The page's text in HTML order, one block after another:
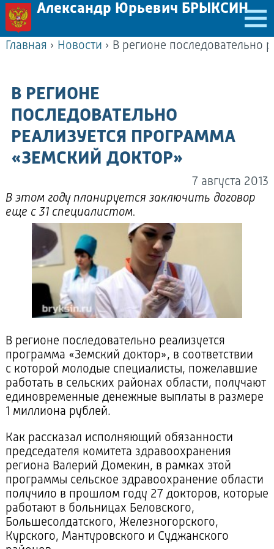
Александр Юрьевич БРЫКСИН
Главная › Новости ›
В РЕГИОНЕ
ПОСЛЕДОВАТЕЛЬНО
РЕАЛИЗУЕТСЯ ПРОГРАММА
«ЗЕМСКИЙ ДОКТОР»
7 августа 2013
В этом году планируется заключить договор
еще с 31 специалистом.
В регионе последовательно реализуется
программа «Земский доктор», в соответствии
с которой молодые специалисты, пожелавшие
работать в сельских районах области, получают
единовременные денежные выплаты в размере
1 миллиона рублей.
Как рассказал исполняющий обязанности
председателя комитета здравоохранения
региона Валерий Домекин, в рамках этой
программы сельское здравоохранение области
получило в прошлом году 27 докторов, которые
работают в больницах Беловского,
Большесолдатского, Железногорского,
Курского, Мантуровского и Суджанского